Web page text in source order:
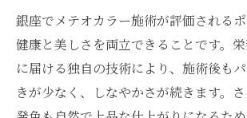
銀座でメテオカラー施術が評価される
健康と美しさを両立できることです。
に届ける独自の技術により、施術後も
きが少なく、しなやかさが続きます。